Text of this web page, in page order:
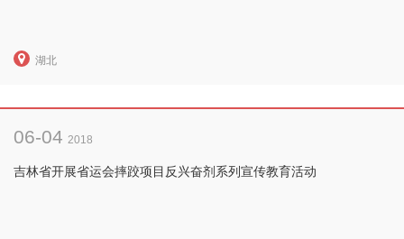
湖北
06-04 2018
吉林省开展省运会摔跤项目反兴奋剂系列宣传教育活动